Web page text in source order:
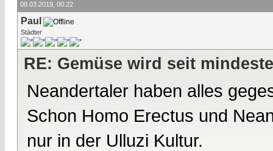
08.03.2019, 00:22
Paul
Städter
RE: Gemüse wird seit
Neandertaler haben alles
Schon Homo Erectus und
nur in der Ulluzi Kultur.